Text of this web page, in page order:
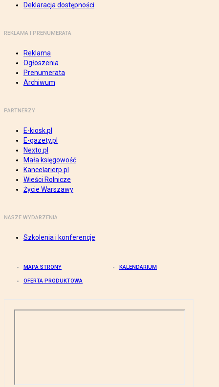
Deklaracja dostępności
REKLAMA I PRENUMERATA
Reklama
Ogłoszenia
Prenumerata
Archiwum
PARTNERZY
E-kiosk.pl
E-gazety.pl
Nexto.pl
Mała księgowość
Kancelarierp.pl
Wieści Rolnicze
Życie Warszawy
NASZE WYDARZENIA
Szkolenia i konferencje
MAPA STRONY KALENDARIUM
OFERTA PRODUKTOWA